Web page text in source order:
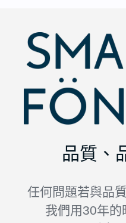
品質、
任何問題若與品
我們用30年的